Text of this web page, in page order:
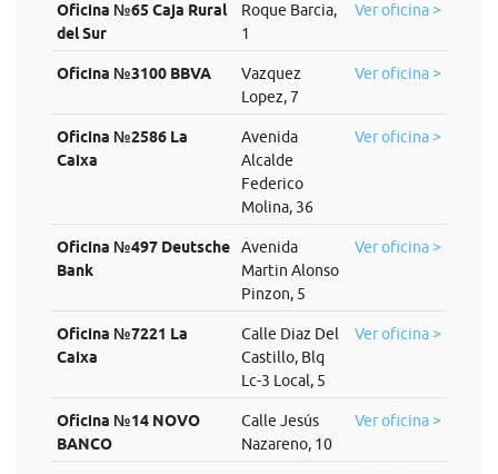
Oficina №65 Caja Rural
del Sur
Roque Barcia,
1
Ver oficina >
Oficina №3100 BBVA
Vazquez
Lopez, 7
Ver oficina >
Oficina №2586 La
Caixa
Avenida
Alcalde
Federico
Molina, 36
Ver oficina >
Oficina №497 Deutsche
Bank
Avenida
Martin Alonso
Pinzon, 5
Ver oficina >
Oficina №7221 La
Caixa
Calle Diaz Del
Castillo, Blq
Lc-3 Local, 5
Ver oficina >
Oficina №14 NOVO
BANCO
Calle Jesús
Nazareno, 10
Ver oficina >